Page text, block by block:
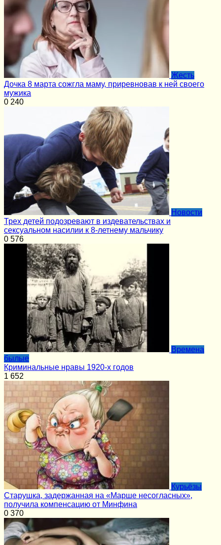
Жесть
Дочка 8 марта сожгла маму, приревновав к ней своего
мужика
0 240
Новости
Трех детей подозревают в издевательствах и
сексуальном насилии к 8-летнему мальчику
0 576
Времена
былые
Криминальные нравы 1920-х годов
1 652
Курьёзы
Старушка, задержанная на «Марше несогласных»,
получила компенсацию от Минфина
0 370